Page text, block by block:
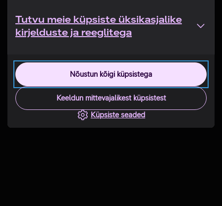
Tutvu meie küpsiste üksikasjalike
kirjelduste ja reeglitega
Nõustun kõigi küpsistega
Keeldun mittevajalikest küpsistest
Küpsiste seaded